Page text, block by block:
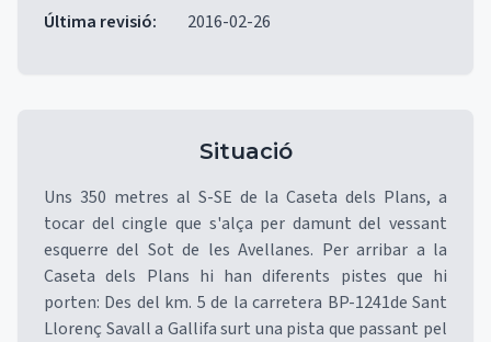
Última revisió: 2016-02-26
Situació
Uns 350 metres al S-SE de la Caseta dels Plans, a
tocar del cingle que s'alça per damunt del vessant
esquerre del Sot de les Avellanes. Per arribar a la
Caseta dels Plans hi han diferents pistes que hi
porten: Des del km. 5 de la carretera BP-1241de Sant
Llorenç Savall a Gallifa surt una pista que passant pel